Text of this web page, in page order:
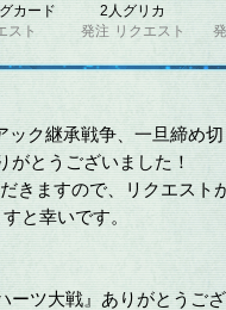
カード
スト
2人グリカ
発注 リクエスト
ック継承戦争、一旦締め
がとうございました！
きますので、リクエスト
と幸いです。
ーツ大戦』ありがとうご